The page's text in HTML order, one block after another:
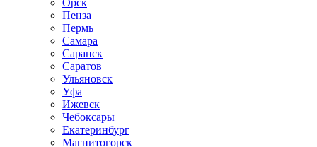
Пенза
Пермь
Самара
Саранск
Саратов
Ульяновск
Уфа
Ижевск
Чебоксары
Екатеринбург
Магнитогорск